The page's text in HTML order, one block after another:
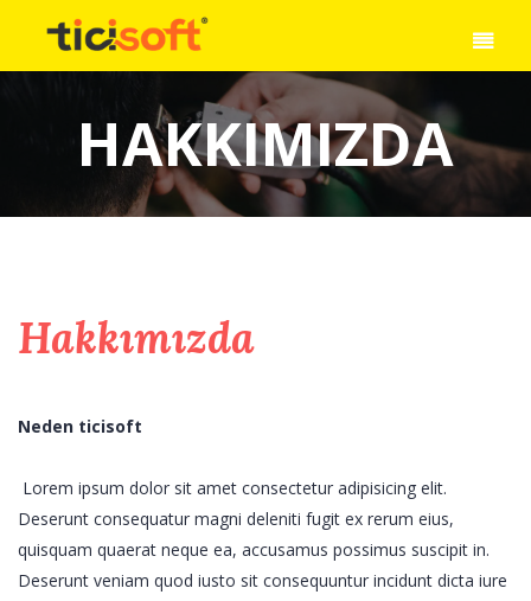
HAKKIMIZDA
Hakkımızda
Neden ticisoft
Lorem ipsum dolor sit amet consectetur adipisicing elit.
Deserunt consequatur magni deleniti fugit ex rerum eius,
quisquam quaerat neque ea, accusamus possimus suscipit in.
Deserunt veniam quod iusto sit consequuntur incidunt dicta iure